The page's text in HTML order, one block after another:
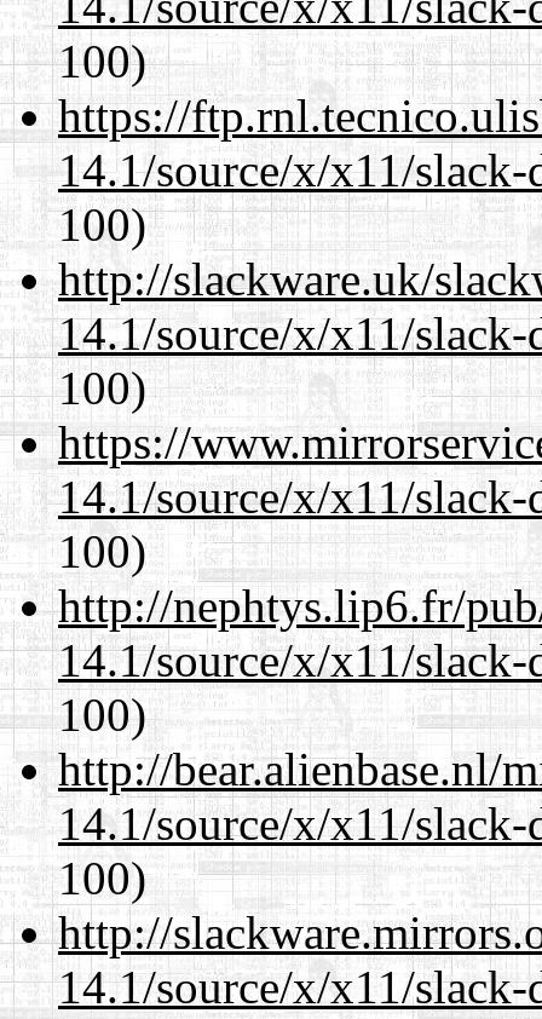
100)
https://
14.1/source/x/x11/
100)
http://slackware.uk/
14.1/source/x/x11/
100)
https://
14.1/source/x/x11/
100)
http://nephtys.lip6.fr/
14.1/source/x/x11/
100)
http://bear.alienbase.nl/
14.1/source/x/x11/
100)
http://
14.1/source/x/x11/